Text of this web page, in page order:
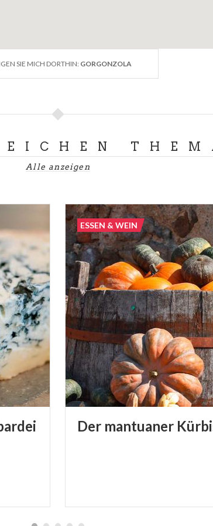
SIE MICH DORTHIN: GORGONZOLA
Alle anzeigen
Der mantuaner
ESSEN & WEIN